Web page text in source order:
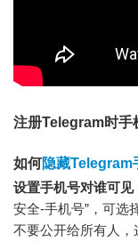
注册Telegram时手
如何隐藏Telegram
设置手机号对谁可见
安全-手机号”，可选
不要公开给所有人